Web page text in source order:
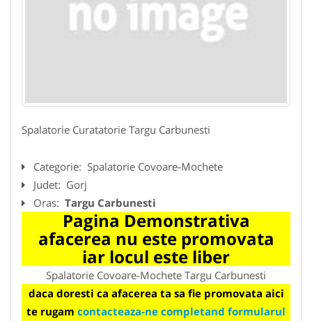
Spalatorie Curatatorie Targu Carbunesti
Categorie: Spalatorie Covoare-Mochete
Judet: Gorj
Oras: Targu Carbunesti
Pagina Demonstrativa
afacerea nu este promovata
iar locul este liber
Spalatorie Covoare-Mochete Targu Carbunesti
daca doresti ca afacerea ta sa fie promovata aici
te rugam contacteaza-ne completand formularul